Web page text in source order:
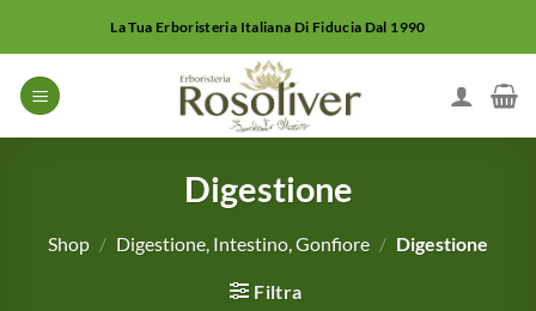
contenuti
La Tua Erboristeria Italiana Di Fiducia Dal 1990
Digestione
Shop / Digestione, Intestino, Gonfiore / Digestione
Filtra